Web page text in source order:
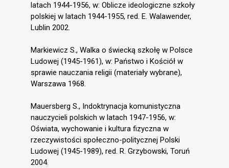
latach 1944-1956, w: Oblicze ideologiczne szkoły
polskiej w latach 1944-1955, red. E. Walawender,
Lublin 2002.
Markiewicz S., Walka o świecką szkołę w Polsce
Ludowej (1945-1961), w: Państwo i Kościół w
sprawie nauczania religii (materiały wybrane),
Warszawa 1968.
Mauersberg S., Indoktrynacja komunistyczna
nauczycieli polskich w latach 1947-1956, w:
Oświata, wychowanie i kultura fizyczna w
rzeczywistości społeczno-politycznej Polski
Ludowej (1945-1989), red. R. Grzybowski, Toruń
2004.